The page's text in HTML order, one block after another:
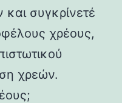
συγκρίνετέ
χρέους,
χρεών.